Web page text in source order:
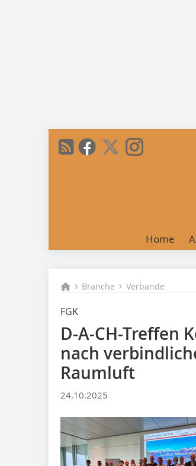
Home
Branche Verbände
FGK
D-A-CH-Treffen
nach
Raumluft
24.10.2025